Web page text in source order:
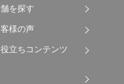
を探す
様の声
立ちコンテンツ